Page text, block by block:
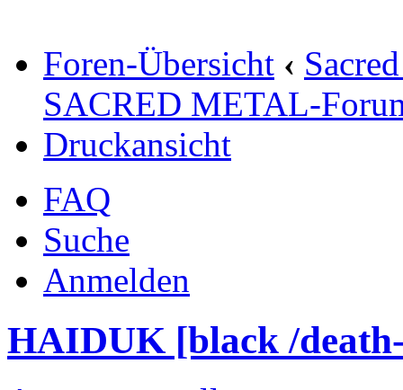
Foren-Übersicht ‹
SACRED METAL-
Druckansicht
FAQ
Suche
Anmelden
HAIDUK [black /